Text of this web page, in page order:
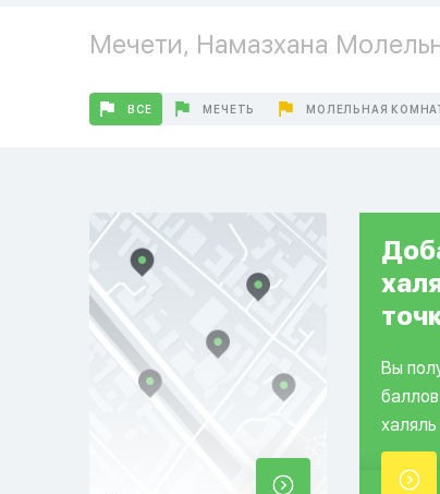
Мечети, Намазхана
ВСЕ МЕЧЕТЬ МОЛЕЛЬНАЯ
Вы